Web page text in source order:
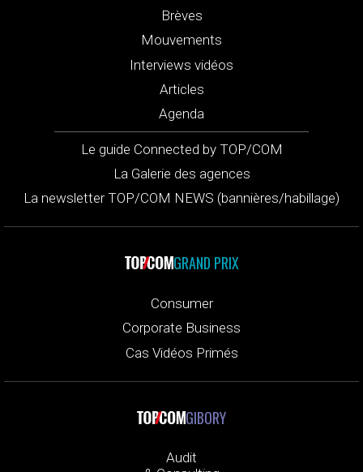
Brèves
Mouvements
Interviews vidéos
Articles
Agenda
Le guide Connected by TOP/COM
La Galerie des agences
La newsletter TOP/COM NEWS (bannières/habillage)
GRAND PRIX
Consumer
Corporate Business
Cas Vidéos Primés
GIBORY
Audit